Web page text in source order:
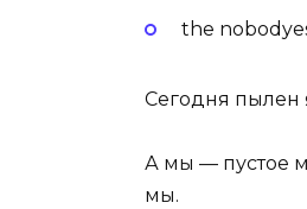
the
Сегодня пылен
А мы — пустое
мы.